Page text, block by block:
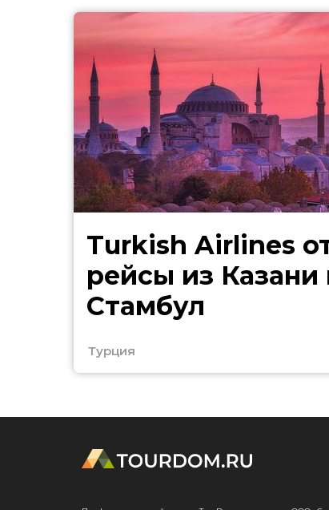
Turkish Airlines
рейсы из
Стамбул
Турция